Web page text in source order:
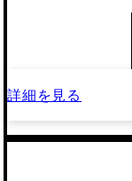
詳細を見る